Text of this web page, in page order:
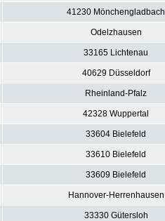
41230 Mönchengladbach
Odelzhausen
33165 Lichtenau
40629 Düsseldorf
Rheinland-Pfalz
42328 Wuppertal
33604 Bielefeld
33610 Bielefeld
33609 Bielefeld
Hannover-Herrenhausen
33330 Gütersloh